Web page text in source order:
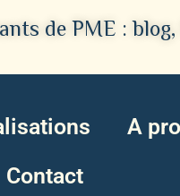
de PME :
A
Contact